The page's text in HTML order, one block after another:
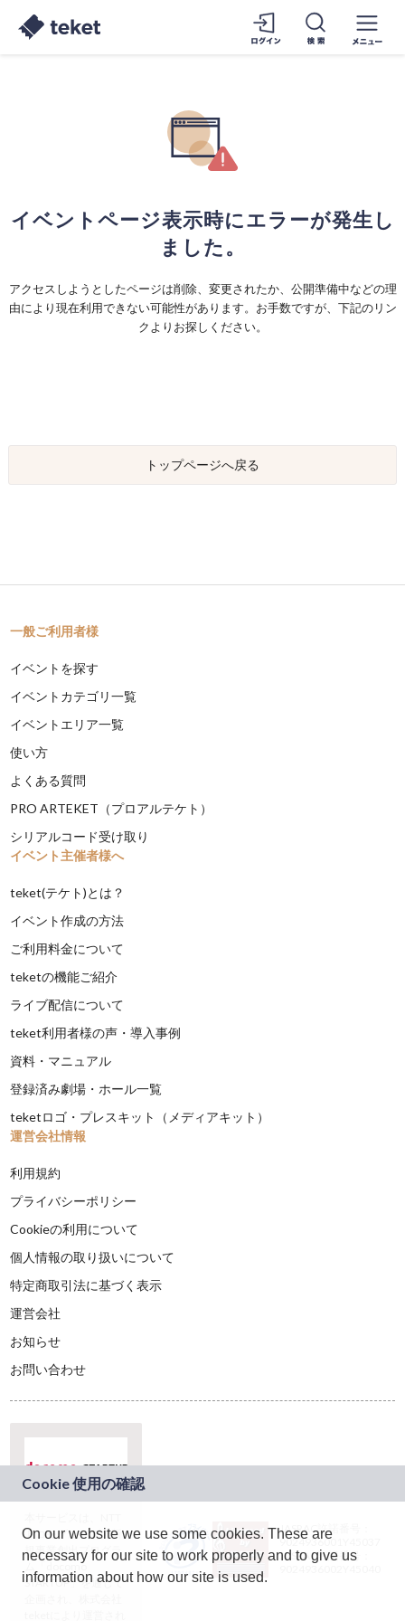
イベントページ表示時にエラーが発生し
ました。
アクセスしようとしたページは削除、変更されたか、公開準備中などの理
由により現在利用できない可能性があります。お手数ですが、下記のリン
クよりお探しください。
トップページへ戻る
一般ご利用者様
イベントを探す
イベントカテゴリ一覧
イベントエリア一覧
使い方
よくある質問
PRO ARTEKET（プロアルテケト）
シリアルコード受け取り
イベント主催者様へ
teket(テケト)とは？
イベント作成の方法
ご利用料金について
teketの機能ご紹介
ライブ配信について
teket利用者様の声・導入事例
資料・マニュアル
登録済み劇場・ホール一覧
teketロゴ・プレスキット（メディアキット）
運営会社情報
利用規約
プライバシーポリシー
Cookieの利用について
個人情報の取り扱いについて
特定商取引法に基づく表示
運営会社
お知らせ
お問い合わせ
ドコモグループの新
規事業創出プログラ
ム「docomo
STARTUP」を通じて
JASRAC許諾番号：
9024936001Y45037
JASRAC許諾番号：
On our website we use some cookies. These are
necessary for our site to work properly and to give us
information about how our site is used.